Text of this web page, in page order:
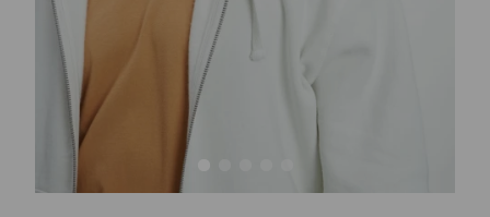
Ropa Interior
Canguros
Camperas
Camisas y blusas
Vestidos
Sherpas